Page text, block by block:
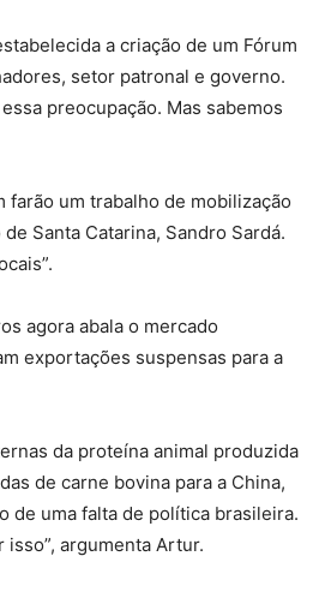
a criação de um Fórum
setor patronal e governo.
preocupação. Mas sabemos
farão um trabalho de mobilização
Santa Catarina, Sandro Sardá.
agora abala o mercado
exportações suspensas para a
da proteína animal produzida
de carne bovina para a China,
de uma falta de política brasileira.
argumenta Artur.